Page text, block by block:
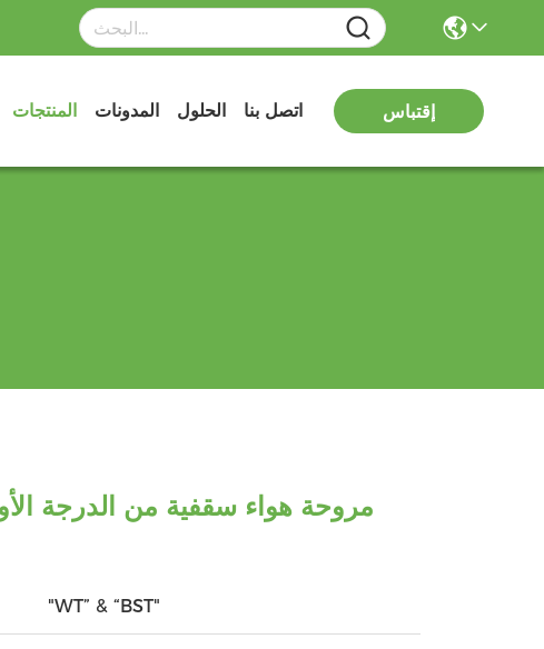
المنتجات المدونات الحلول اتصل بنا إقتباس
مروحة هواء سقفية من الدرجة
"WT” & “BST"